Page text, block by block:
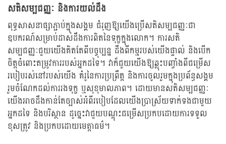
សតិសម្បជញ្ញៈ និងការយល់ដឹង
ពុទ្ធសាសនាផ្សាភ្ជាប់ក្នុងសង្គម ជំរុញឱ្យយើងប្រើសតិសម្បជញ្ញៈជា
ឧបករណ៍សម្រាប់ដាស់ដឹងការពិតនៃទុក្ខក្នុងលោក។ ការសតិ
សម្បជញ្ញៈជួយយើងគិតតែពីបច្ចុប្បន្ន ដឹងពីកម្មរបស់យើងផ្ទាល់ និងបើក
ចិត្តចំពោះតម្រូវការរបស់អ្នកដទៃ។ វាក៏ជួយយើងឱ្យឆ្លុះបញ្ចាំងពីជម្រើស
របៀបរស់នៅរបស់យើង គំរូនៃការប្រព្រឹត្ត និងការចូលរួមក្នុងប្រព័ន្ធសង្គម
រួមចំណែកដល់ការរងទុក្ខ ឬសុខុមាលភាព។ ដោយមានសតិសម្បជញ្ញៈ
យើងអាចដឹងកាន់តែច្បាស់អំពីរបៀបដែលយើងប្រាស្រ័យទាក់ទងជាមួយ
អ្នកដទៃ និងបរិស្ថាន ដូច្នេះវាជួយបណ្តុះជម្រើសប្រកបដោយការទទួល
ខុសត្រូវ និងប្រកបដោយមេត្តាធម៌។